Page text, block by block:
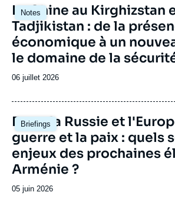
Notes
Image
principale
La Chine au Kirghizstan
Tadjikistan : de la
économique à un
le domaine de la
Date
publication
06 juillet 2026
Briefings
Image
principale
Entre la Russie et
guerre et la paix : quels
enjeux des prochaines
Arménie ?
Date
05 juin 2026